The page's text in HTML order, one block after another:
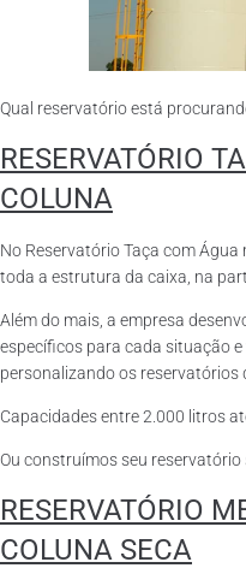
Qual reservatório está
RESERVATÓRIO
COLUNA
No Reservatório Taça com
toda a estrutura da caixa, na
Além do mais, a empresa
específicos para cada situação
personalizando os reservatórios
Capacidades entre 2.000 litros
Ou construímos seu reservatório
RESERVATÓRIO
COLUNA SECA